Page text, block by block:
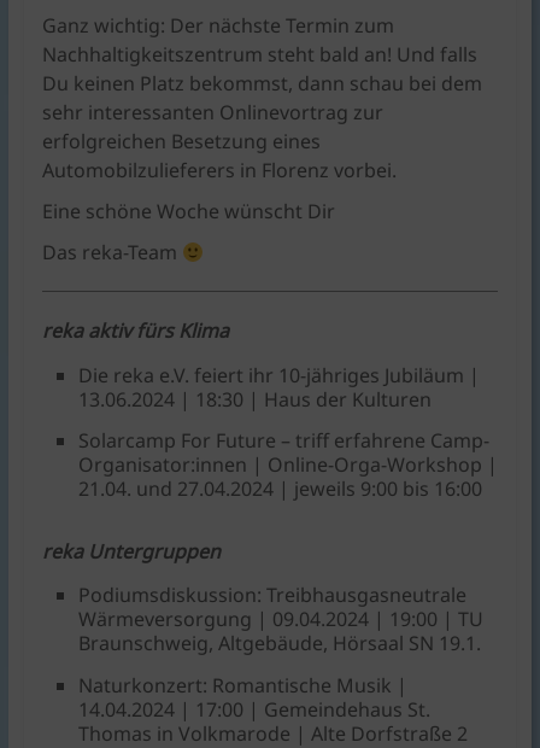
Ganz wichtig: Der nächste Termin zum
Nachhaltigkeitszentrum steht bald an! Und falls
Du keinen Platz bekommst, dann schau bei dem
sehr interessanten Onlinevortrag zur
erfolgreichen Besetzung eines
Automobilzulieferers in Florenz vorbei.
Eine schöne Woche wünscht Dir
Das reka-Team
reka aktiv fürs Klima
Die reka e.V. feiert ihr 10-jähriges Jubiläum |
13.06.2024 | 18:30 | Haus der Kulturen
Solarcamp For Future – triff erfahrene Camp-
Organisator:innen | Online-Orga-Workshop |
21.04. und 27.04.2024 | jeweils 9:00 bis 16:00
reka Untergruppen
Podiumsdiskussion: Treibhausgasneutrale
Wärmeversorgung | 09.04.2024 | 19:00 | TU
Braunschweig, Altgebäude, Hörsaal SN 19.1.
Naturkonzert: Romantische Musik |
14.04.2024 | 17:00 | Gemeindehaus St.
Thomas in Volkmarode | Alte Dorfstraße 2